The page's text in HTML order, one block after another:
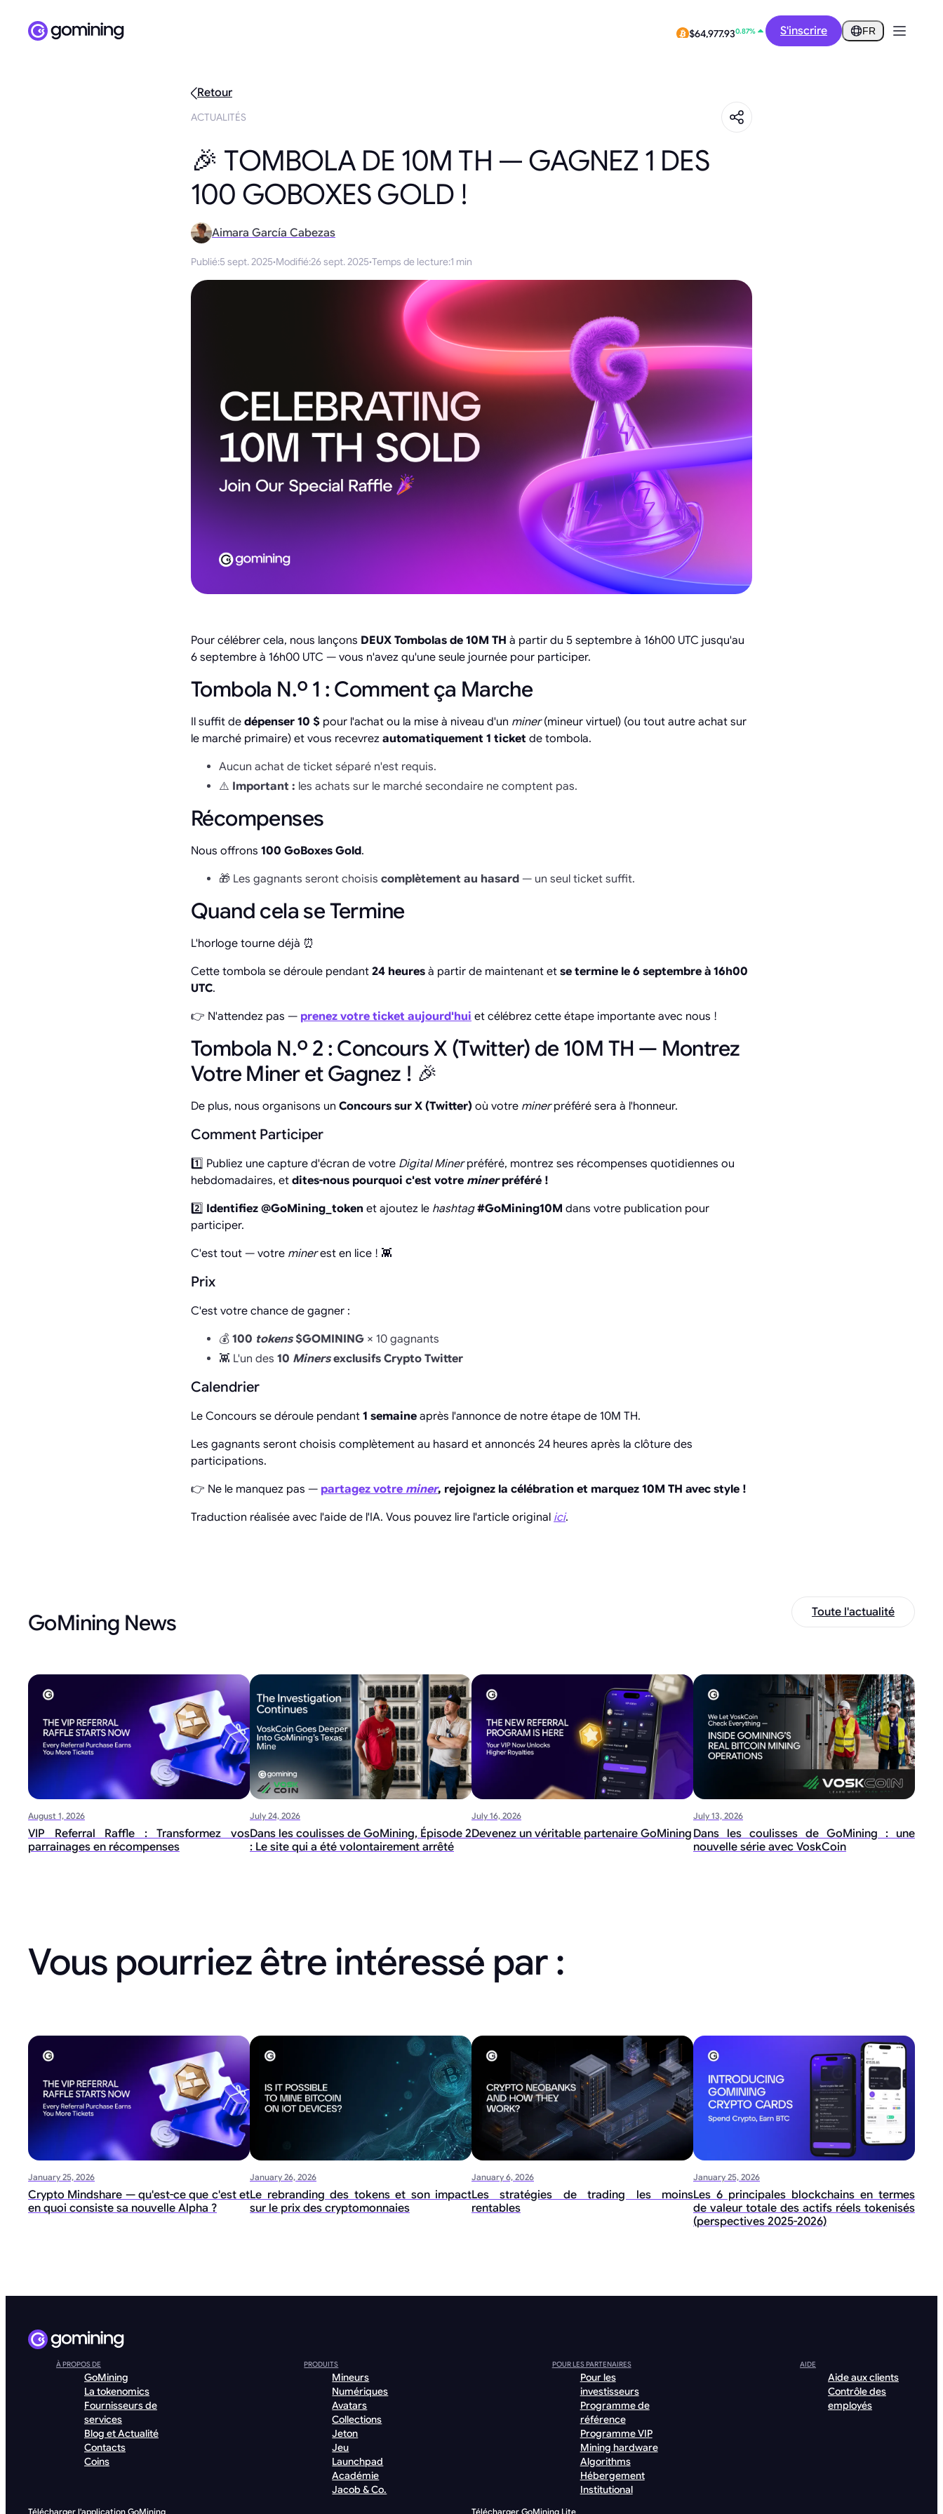
$0.291812.88% S'inscrire FR
Retour
ACTUALITÉS
🎉 TOMBOLA DE 10M TH — GAGNEZ 1 DES
100 GOBOXES GOLD !
Aimara García Cabezas
Publié:5 sept. 2025·Modifié:26 sept. 2025·Temps de lecture:1 min
Pour célébrer cela, nous lançons DEUX Tombolas de 10M TH à partir du 5 septembre à 16h00 UTC jusqu'au
6 septembre à 16h00 UTC — vous n'avez qu'une seule journée pour participer.
Tombola N.º 1 : Comment ça Marche
Il suffit de dépenser 10 $ pour l'achat ou la mise à niveau d'un miner(mineur virtuel) (ou tout autre achat sur
le marché primaire) et vous recevrez automatiquement 1 ticket de tombola.
Aucun achat de ticket séparé n'est requis.
⚠️ Important : les achats sur le marché secondaire ne comptent pas.
Récompenses
Nous offrons 100 GoBoxes Gold.
🎁 Les gagnants seront choisis complètement au hasard — un seul ticket suffit.
Quand cela se Termine
L'horloge tourne déjà ⏰
Cette tombola se déroule pendant 24 heures à partir de maintenant et se termine le 6 septembre à 16h00
UTC.
👉 N'attendez pas — prenez votre ticket aujourd'hui et célébrez cette étape importante avec nous !
Tombola N.º 2 : Concours X (Twitter) de 10M TH — Montrez
Votre Miner et Gagnez ! 🎉
De plus, nous organisons un Concours sur X (Twitter) où votre minerpréféré sera à l'honneur.
Comment Participer
1️⃣ Publiez une capture d'écran de votre Digital Minerpréféré, montrez ses récompenses quotidiennes ou
hebdomadaires, et dites-nous pourquoi c'est votre minerpréféré !
2️⃣ Identifiez @GoMining_token et ajoutez le hashtag #GoMining10M dans votre publication pour
participer.
C'est tout — votre minerest en lice ! 👾
Prix
C'est votre chance de gagner :
💰 100 tokens$GOMINING × 10 gagnants
👾 L'un des 10 Minersexclusifs Crypto Twitter
Calendrier
Le Concours se déroule pendant 1 semaine après l'annonce de notre étape de 10M TH.
Les gagnants seront choisis complètement au hasard et annoncés 24 heures après la clôture des
participations.
👉 Ne le manquez pas — partagez votre miner, rejoignez la célébration et marquez 10M TH avec style !
Traduction réalisée avec l'aide de l'IA. Vous pouvez lire l'article original ici.
GoMining News Toute l'actualité
August 1, 2026
VIP Referral Raffle : Transformez vos
parrainages en récompenses
July 24, 2026
Dans les coulisses de GoMining, Épisode 2
: Le site qui a été volontairement arrêté
July 16, 2026
Devenez un véritable partenaire GoMining
July 13, 2026
Dans les coulisses de GoMining : une
nouvelle série avec VoskCoin
Vous pourriez être intéressé par :
January 25, 2026
Crypto Mindshare — qu'est-ce que c'est et
en quoi consiste sa nouvelle Alpha ?
January 26, 2026
Le rebranding des tokens et son impact
sur le prix des cryptomonnaies
January 6, 2026
Les stratégies de trading les moins
rentables
January 25, 2026
Les 6 principales blockchains en termes
de valeur totale des actifs réels tokenisés
(perspectives 2025-2026)
À PROPOS DE
GoMining
La tokenomics
Fournisseurs de
services
Blog et Actualité
Contacts
Coins
PRODUITS
Mineurs
Numériques
Avatars
Collections
Jeton
Jeu
Launchpad
Académie
Jacob & Co.
POUR LES PARTENAIRES
Pour les
investisseurs
Programme de
référence
Programme VIP
Mining hardware
Algorithms
Hébergement
Institutional
AIDE
Aide aux clients
Contrôle des
employés
Télécharger l'application GoMining Télécharger GoMining Lite